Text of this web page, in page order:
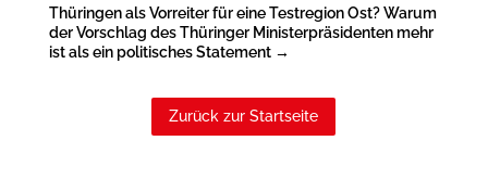
Thüringen als Vorreiter für eine Testregion Ost? Warum
der Vorschlag des Thüringer Ministerpräsidenten mehr
ist als ein politisches Statement→
Zurück zur Startseite